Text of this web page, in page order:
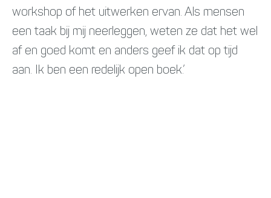
workshop of het uitwerken ervan. Als mensen
een taak bij mij neerleggen, weten ze dat het wel
af en goed komt en anders geef ik dat op tijd
aan. Ik ben een redelijk open boek.’